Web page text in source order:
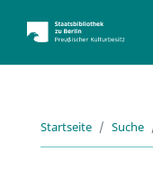
Startseite Suche